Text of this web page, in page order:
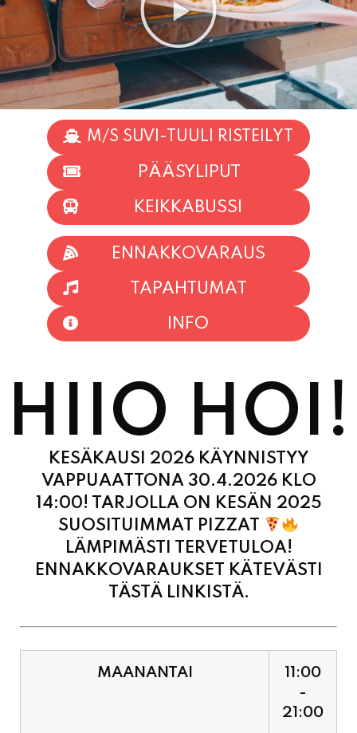
M/S SUVI-TUULI RISTEILYT
PÄÄSYLIPUT
KEIKKABUSSI
TAPAHTUMAT
INFO
HIIO HOI!
KESÄKAUSI 2026 KÄYNNISTYY
VAPPUAATTONA 30.4.2026 KLO
14:00! TARJOLLA ON KESÄN 2025
SUOSITUIMMAT PIZZAT
LÄMPIMÄSTI TERVETULOA!
ENNAKKOVARAUKSET KÄTEVÄSTI
TÄSTÄ LINKISTÄ.
-
21:00
11:00
-